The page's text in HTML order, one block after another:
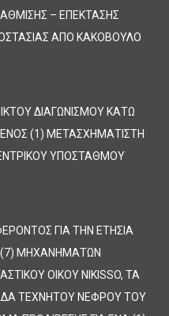
– ΕΠΕΚΤΑΣΗΣ
ΑΠΟ ΚΑΚΟΒΟΥΛΟ
ΔΙΑΓΩΝΙΣΜΟΥ ΚΑΤΩ
(1) ΜΕΤΑΣΧΗΜΑΤΙΣΤΗ
ΥΠΟΣΤΑΘΜΟΥ
ΓΙΑ ΤΗΝ ΕΤΗΣΙΑ
(7) ΜΗΧΑΝΗΜΑΤΩΝ
ΟΙΚΟΥ NIKISSO, ΤΑ
ΤΕΧΝΗΤΟΥ ΝΕΦΡΟΥ ΤΟΥ